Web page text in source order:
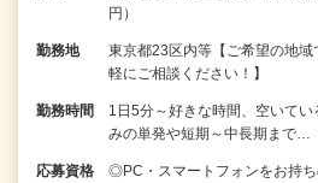
円）
勤務地
東京都23区内等【ご希望の地
軽にご相談ください！】
勤務時間
1日5分～好きな時間、空いて
みの単発や短期～中長期まで…
応募資格
◎PC・スマートフォンをお持